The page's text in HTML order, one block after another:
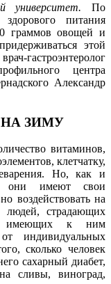
университет. По
питания
граммов овощей и
этой
гастроэнтеролог
центра
Александр
ЗИМУ
витаминов,
клетчатку,
Но, как и
они имеют свои
воздействовать на
людей, страдающих
имеющих к ним
индивидуальных
сколько человек
сахарный диабет,
сливы, виноград,